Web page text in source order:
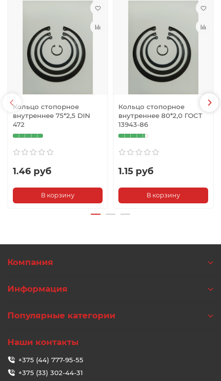
Кольцо стопорное
внутреннее 75*2,5 DIN
472
1.46 руб
В корзину
Кольцо стопорное
внутреннее 80*2,0 ГОСТ
13943-86
1.15 руб
В корзину
Компания
Информация
Популярные категории
Наши контакты
+375 (44) 777-95-55
+375 (33) 302-44-31